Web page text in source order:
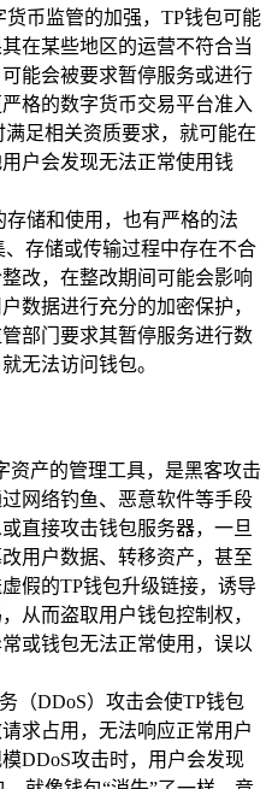
货币监管的加强，TP钱包可能
在某些地区的运营不符合当
能会被要求暂停服务或进行
格的数字货币交易平台准入
足相关资质要求，就可能在
户会发现无法正常使用钱
存储和使用，也有严格的法
存储或传输过程中存在不合
改，在整改期间可能会影响
数据进行充分的加密保护，
部门要求其暂停服务进行数
无法访问钱包。
资产的管理工具，是黑客攻击
网络钓鱼、恶意软件等手段
直接攻击钱包服务器，一旦
用户数据、转移资产，甚至
假的TP钱包升级链接，诱导
从而盗取用户钱包控制权，
或钱包无法正常使用，误以
（DDoS）攻击会使TP钱包
求占用，无法响应正常用户
DDoS攻击时，用户会发现